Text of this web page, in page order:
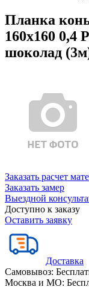
Планка
160x160 0,4
шоколад
Заказать расчет
Заказать замер
Выездной
Доступно к заказу
Оставить заявку
Доставка
Самовывоз:
Москва и МО: